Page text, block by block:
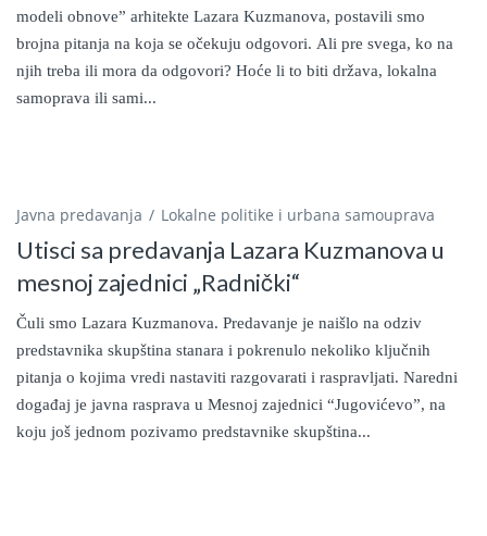
modeli obnove” arhitekte Lazara Kuzmanova, postavili smo
brojna pitanja na koja se očekuju odgovori. Ali pre svega, ko na
njih treba ili mora da odgovori? Hoće li to biti država, lokalna
samoprava ili sami...
Javna predavanja Lokalne politike i urbana samouprava
Utisci sa predavanja Lazara Kuzmanova u
mesnoj zajednici „Radnički“
Čuli smo Lazara Kuzmanova. Predavanje je naišlo na odziv
predstavnika skupština stanara i pokrenulo nekoliko ključnih
pitanja o kojima vredi nastaviti razgovarati i raspravljati. Naredni
događaj je javna rasprava u Mesnoj zajednici “Jugovićevo”, na
koju još jednom pozivamo predstavnike skupština...